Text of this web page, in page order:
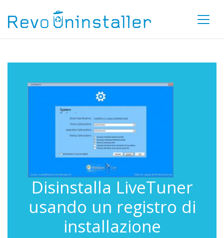
Disinstalla LiveTuner
usando un registro di
installazione